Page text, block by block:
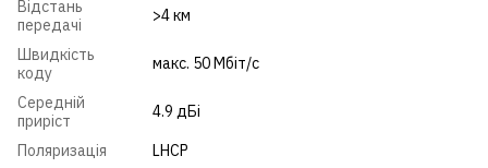
Відстань
передачі
>4 км
Швидкість
коду
макс. 50 Мбіт/с
Середній
приріст
4.9 дБі
Поляризація
LHCP